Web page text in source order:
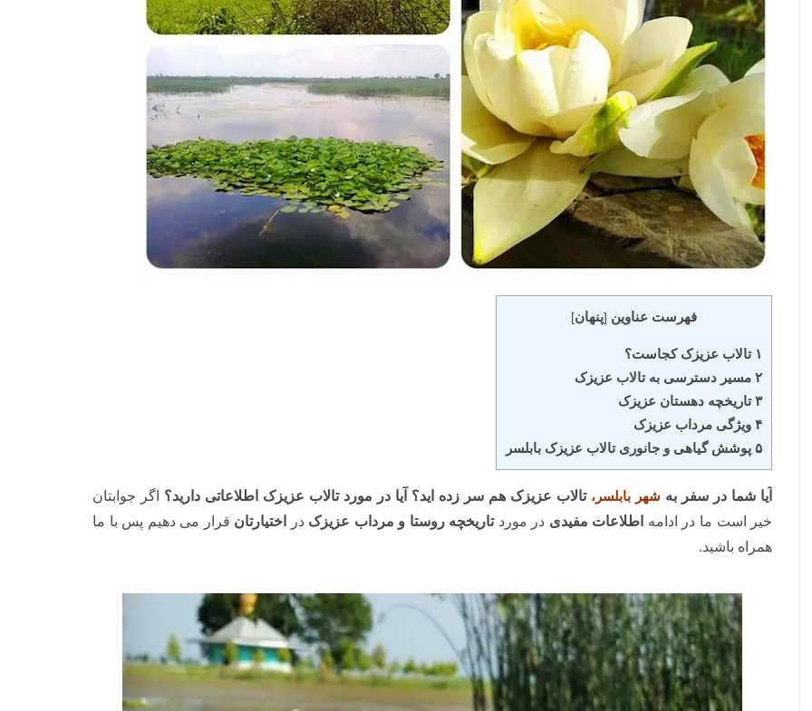
فهرست عناوین [پنهان]
۱ تالاب عزیزک کجاست؟
۲ مسیر دسترسی به تالاب عزیزک
۳ تاریخچه دهستان عزیزک
۴ ویژگی مرداب عزیزک
۵ پوشش گیاهی و جانوری تالاب عزیزک بابلسر
آیا شما در سفر به شهر بابلسر، تالاب عزیزک هم سر زده اید؟ آیا در مورد تالاب عزیزک اطلاعاتی دارید؟ اگر جوابتان
خیر است ما در ادامه اطلاعات مفیدی در موردتاریخچه روستا و مرداب عزیزک در اختیارتان قرار می دهیم پس با ما
همراه باشید.